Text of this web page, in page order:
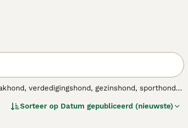
verdedigingshond, gezinshond, sporthond
Sorteer op Datum gepubliceerd (nieuwste)